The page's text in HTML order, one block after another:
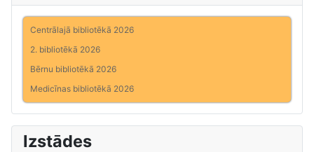
Centrālajā bibliotēkā 2026
2. bibliotēkā 2026
Bērnu bibliotēkā 2026
Medicīnas bibliotēkā 2026
Izstādes